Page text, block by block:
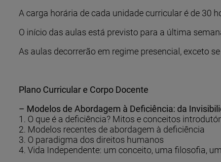
A carga horária de cada unidade curricular é de 30
O início das aulas está previsto para a última
As aulas decorrerão em regime presencial, exceto
Plano Curricular e Corpo Docente
– Modelos de Abordagem à Deficiência: da
1. O que é a deficiência? Mitos e conceitos
2. Modelos recentes de abordagem à deficiência
3. O paradigma dos direitos humanos
4. Vida Independente: um conceito, uma filosofia,